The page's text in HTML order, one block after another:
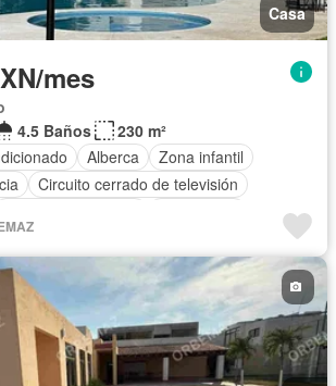
Casa
mes
4.5 Baños
230 m²
Alberca
Zona infantil
Circuito cerrado de televisión
Recámara con closet
Zonas verdes
Permite mascotas
Sin amueblar